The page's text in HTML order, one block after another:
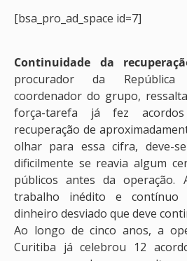
[bsa_pro_ad_space id=7]
Continuidade da
procurador da República
coordenador do grupo,
força-tarefa já fez
recuperação de
olhar para essa cifra, deve-
dificilmente se reavia algum
públicos antes da operação.
trabalho inédito e contínuo
dinheiro desviado que deve
Ao longo de cinco anos, a
Curitiba já celebrou 12